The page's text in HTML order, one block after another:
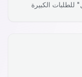
للطلبات الكبيرة